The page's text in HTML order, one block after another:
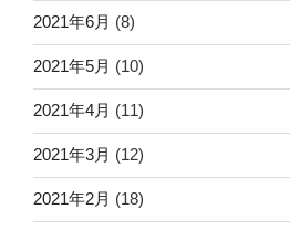
2021年6月 (8)
2021年5月 (10)
2021年4月 (11)
2021年3月 (12)
2021年2月 (18)